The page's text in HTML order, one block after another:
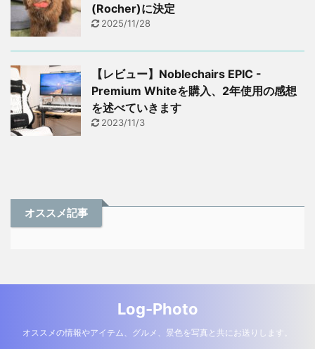
(Rocher)に決定
2025/11/28
【レビュー】Noblechairs EPIC -
Premium Whiteを購入、2年使用の感想
を述べていきます
2023/11/3
オススメ記事
Log-Photo
オススメの情報やアイテム、グルメ、景色を写真と共にお送りします。